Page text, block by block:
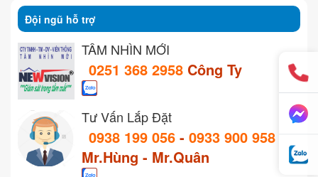
Đội ngũ hỗ trợ
TẦM NHÌN MỚI
0251 368 2958 Công Ty
Tư Vấn Lắp Đặt
0938 199 056 - 0933 900 958
Mr.Hùng - Mr.Quân